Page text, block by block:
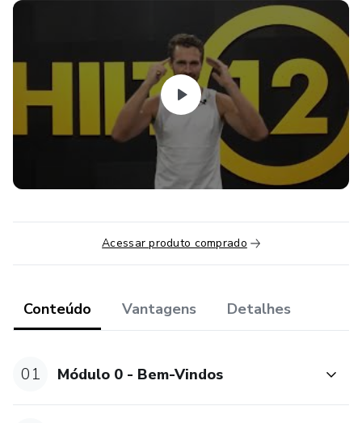
- Suporte via WhatsApp durante 60 dias!
“Este produto não substitui o parecer profissional. Sempre
consulte um profissional da saúde para tratar de assuntos
relativos a saúde.”
Acessar produto comprado
Conteúdo Vantagens Detalhes
01 Módulo 0 - Bem-Vindos